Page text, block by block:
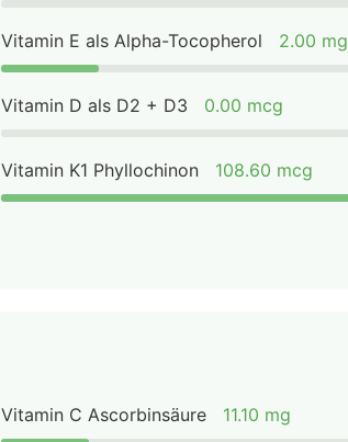
Vitamin E als Alpha-Tocopherol 2.00 mg
Vitamin D als D2 + D3 0.00 mcg
Vitamin K1 Phyllochinon 108.60 mcg
Vitamin C Ascorbinsäure 11.10 mg